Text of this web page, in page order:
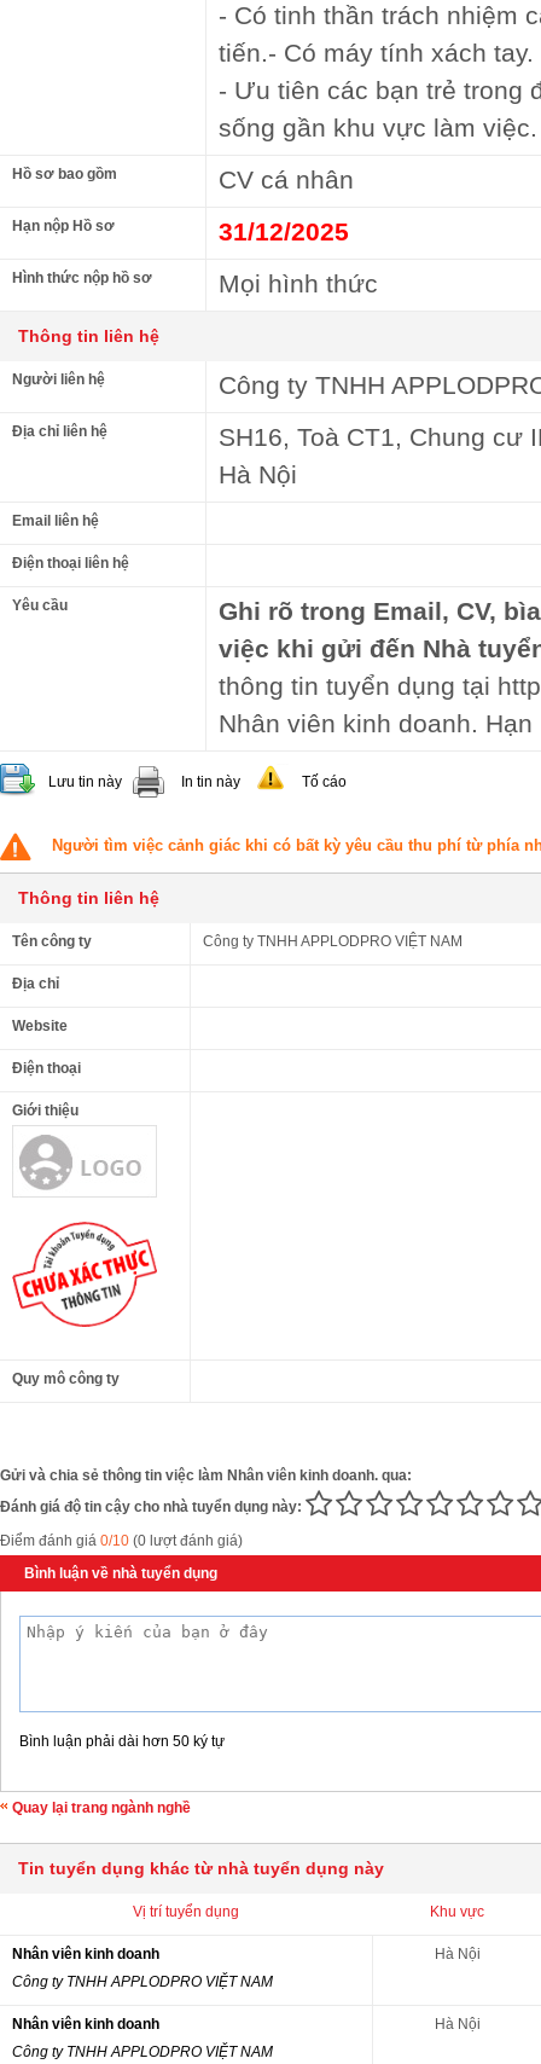
- Có tinh thần trách nhiệm
tiến.- Có máy tính xách tay.
- Ưu tiên các bạn trẻ trong
sống gần khu vực làm việc.
Hồ sơ bao gồm CV cá nhân
Hạn nộp Hồ sơ 31/12/2025
Hình thức nộp hồ sơ Mọi hình thức
Thông tin liên hệ
Người liên hệ Công ty TNHH
Địa chỉ liên hệ
SH16, Toà CT1, Chung cư
Hà Nội
Email liên hệ
Điện thoại liên hệ
Yêu cầu
Ghi rõ trong Email, CV,
việc khi gửi đến Nhà
thông tin tuyển dụng tại
Nhân viên kinh doanh.
Lưu tin này In tin này Tố cáo
Người tìm việc cảnh giác khi có bất kỳ yêu cầu thu phí từ phía
Thông tin liên hệ
Tên công ty Công ty TNHH APPLODPRO VIỆT NAM
Địa chỉ
Website
Điện thoại
Giới thiệu
Quy mô công ty
Gửi và chia sẻ thông tin việc làm Nhân viên kinh doanh. qua:
Đánh giá độ tin cậy cho nhà tuyển dụng này:
Điểm đánh giá 0/10 (0 lượt đánh giá)
Bình luận về nhà tuyển dụng
Bình luận phải dài hơn 50 ký tự
Quay lại trang ngành nghề
Tin tuyển dụng khác từ nhà tuyển dụng này
Vị trí tuyển dụng Khu vực
Nhân viên kinh doanh
Công ty TNHH APPLODPRO VIỆT NAM
Hà Nội
Nhân viên kinh doanh
Công ty TNHH APPLODPRO VIỆT NAM
Hà Nội